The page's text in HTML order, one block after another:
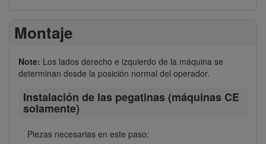
Montaje
Note: Los lados derecho e izquierdo de la máquina se
determinan desde la posición normal del operador.
Instalación de las pegatinas (máquinas CE
solamente)
Piezas necesarias en este paso: